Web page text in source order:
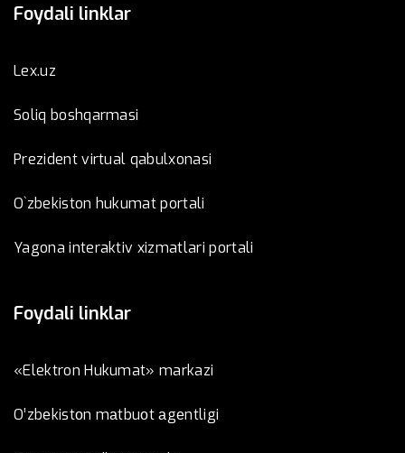
Foydali linklar
Lex.uz
Soliq boshqarmasi
Prezident virtual qabulxonasi
O`zbekiston hukumat portali
Yagona interaktiv xizmatlari portali
Foydali linklar
«Elektron Hukumat» markazi
O’zbеkistоn mаtbuоt аgеntligi